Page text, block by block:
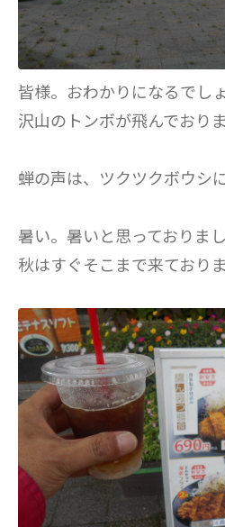
皆様。おわかりになるでし
沢山のトンボが飛んでおりま
蝉の声は、ツクツクボウシ
暑い。暑いと思っておりま
秋はすぐそこまで来ておりま